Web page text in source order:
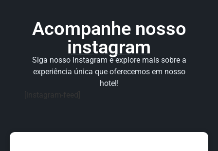
Acompanhe nosso
instagram
Siga nosso Instagram e explore mais sobre a
experiência única que oferecemos em nosso
hotel!